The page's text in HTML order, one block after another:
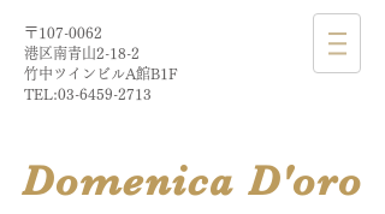
〒107-0062
港区南青山2-18-2​
​竹中ツインビルA館B1F
TEL:03-6459-2713
​DomenicaD'oro